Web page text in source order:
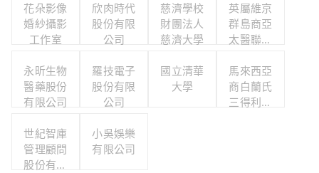
花朵影像
婚紗攝影
工作室
欣肉時代
股份有限
公司
慈濟學校
財團法人
慈濟大學
英屬維京
群島商亞
太醫聯股
司台灣分
公司
永昕生物
醫藥股份
有限公司
羅技電子
股份有限
公司
國立清華
大學
馬來西亞
商白蘭氏
三得利股
世紀智庫
管理顧問
股份有限
小吳娛樂
有限公司